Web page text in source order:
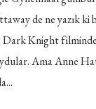
de ne yazık ki
Knight filminde
Ama Anne